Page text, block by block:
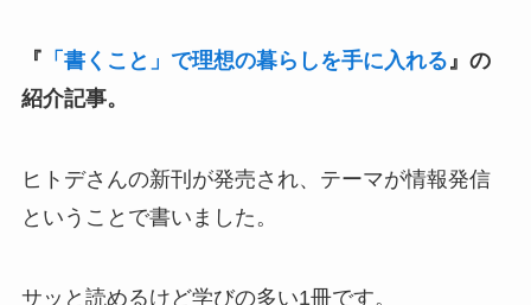
『 「書くこと」で理想の暮らしを手に入れる 』の
紹介記事。
ヒトデさんの新刊が発売され、テーマが情報発信
ということで書いました。
サッと読めるけど学びの多い1冊です。